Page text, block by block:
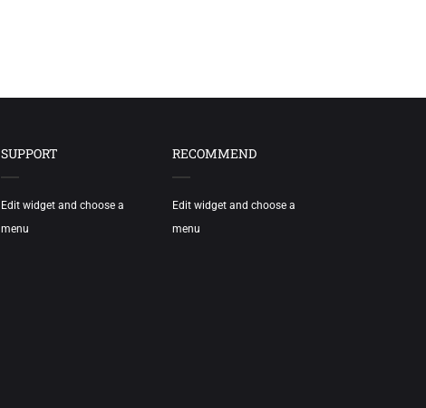
SUPPORT
Edit widget and choose a
menu
RECOMMEND
Edit widget and choose a
menu